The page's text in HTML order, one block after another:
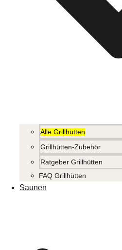
Alle Grillhütten
Grillhütten-Zubehör
Ratgeber Grillhütten
FAQ Grillhütten
Saunen